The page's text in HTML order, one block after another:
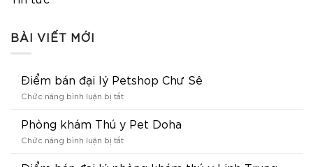
BÀI VIẾT MỚI
Điểm bán đại lý Petshop Chư Sê
Chức năng bình luận bị tắtở
bán
đại
lý
Phòng khám Thú y Pet Doha
Chức năng bình luận bị tắtở
khám